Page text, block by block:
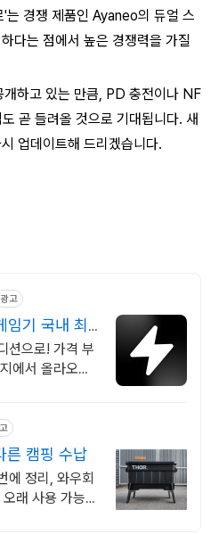
는 경쟁 제품인 Ayaneo의 듀얼 스
다는 점에서 높은 경쟁력을 가질
하고 있는 만큼, PD 충전이나 NF
곧 들려올 것으로 기대됩니다. 새
업데이트해 드리겠습니다.
광고
임기 국내 최
션으로! 가격 부
에서 올라오는
른 캠핑 수납
에 정리, 와우회
래 사용 가능한